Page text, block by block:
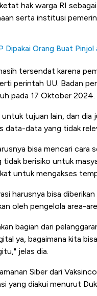
hak warga RI
serta institusi
Dipakai Orang Buat
tersendat karena
perintah UU. Badan
pada 17 Oktober 2024.
tujuan lain, dan dia
data-data yang tidak
bisa mencari cara
tidak berisiko untuk
untuk mengakses
harusnya bisa
oleh pengelola area-
bagian dari
ya, bagaimana kita
jelas dia.
Siber dari
yang diakui menurut